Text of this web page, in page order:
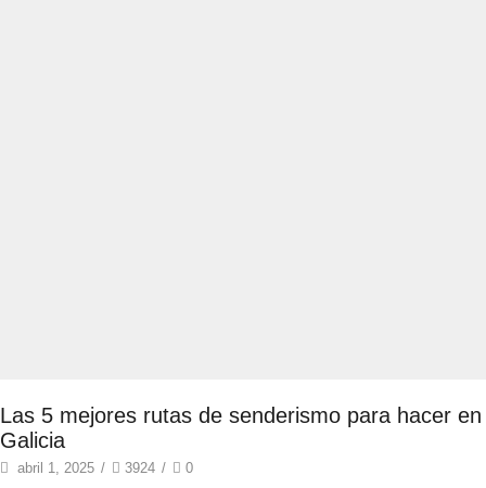
Las 5 mejores rutas de senderismo para hacer en
Galicia
abril 1, 2025 / 3924 / 0